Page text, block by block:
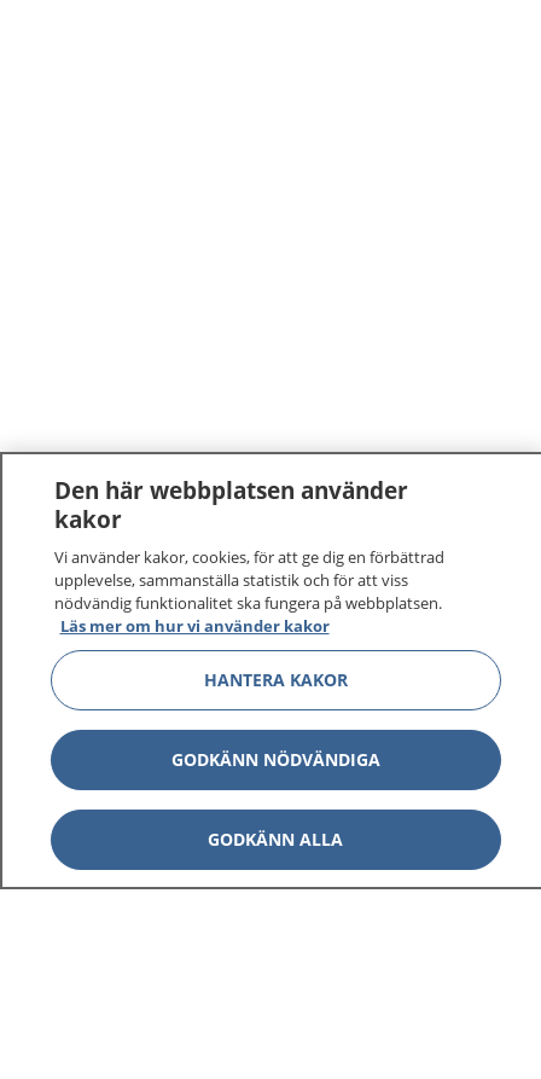
1177–tryggt om din hälsa och vård
På 1177.se får du råd om hälsa och information om
sjukdomar och vilka mottagningar du kan kontakta.
Logga in för att läsa din journal och göra dina
vårdärenden. Ring telefonnummer 1177 för
sjukvårdsrådgivning dygnet runt.
Den här webbplatsen använder
kakor
Vi använder kakor, cookies, för att ge dig en förbättrad
upplevelse, sammanställa statistik och för att viss
nödvändig funktionalitet ska fungera på webbplatsen.
Läs mer om hur vi använder kakor
HANTERA KAKOR
GODKÄNN NÖDVÄNDIGA
GODKÄNN ALLA